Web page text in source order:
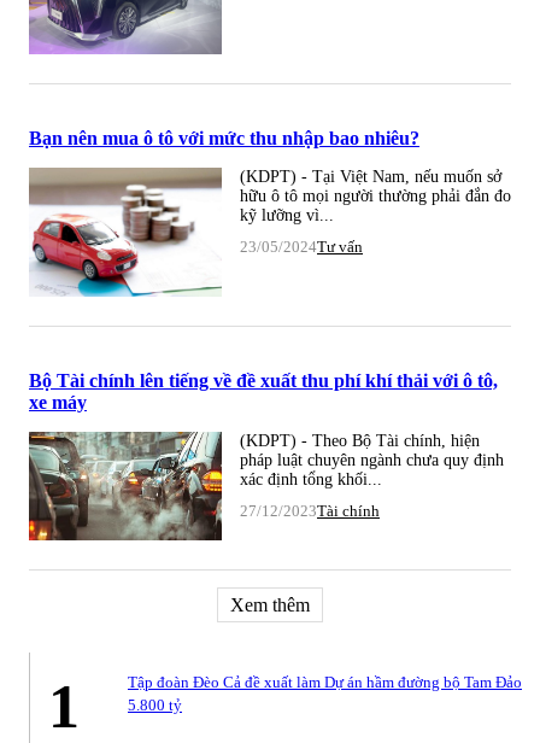
Bạn nên mua ô tô với mức thu nhập bao nhiêu?
(KDPT) - Tại Việt Nam, nếu muốn sở
hữu ô tô mọi người thường phải đắn đo
kỹ lưỡng vì...
23/05/2024Tư vấn
Bộ Tài chính lên tiếng về đề xuất thu phí khí thải với ô tô,
xe máy
(KDPT) - Theo Bộ Tài chính, hiện
pháp luật chuyên ngành chưa quy định
xác định tổng khối...
27/12/2023Tài chính
Xem thêm
1
Tập đoàn Đèo Cả đề xuất làm Dự án hầm đường bộ Tam Đảo
5.800 tỷ